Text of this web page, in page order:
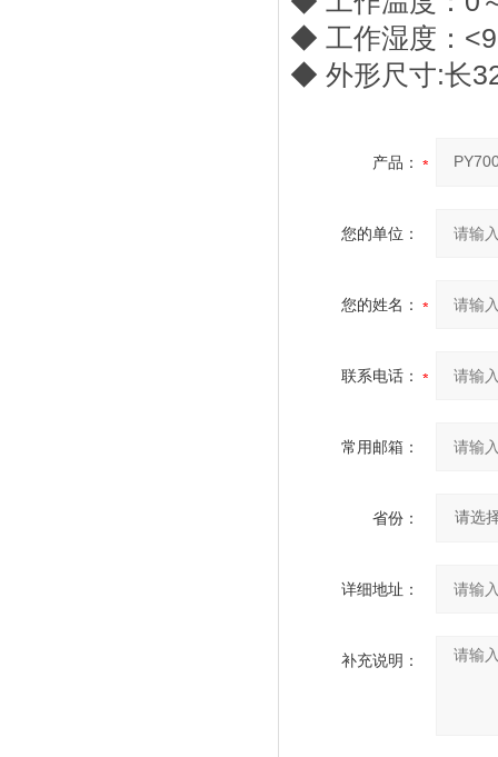
◆ 工作湿度：
◆ 外形尺寸:长
产品：
您的单位：
您的姓名：
联系电话：
常用邮箱：
省份：
详细地址：
补充说明：